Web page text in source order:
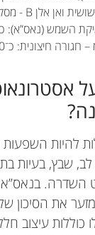
להיות
שבץ, בעיות
השדרה.
את הסיכון
עיצוב